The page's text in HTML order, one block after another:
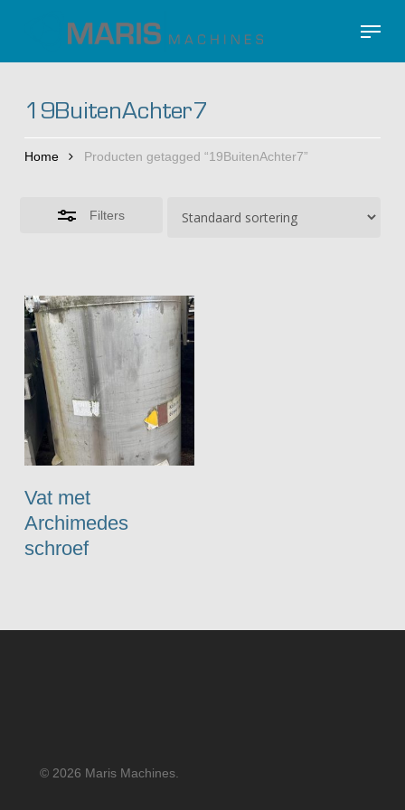
main
Menu
19BuitenAchter7
Home Producten getagged “19BuitenAchter7”
Filters
Close
Filters
Vat met
Archimedes
schroef
© 2026 Maris Machines.
Close